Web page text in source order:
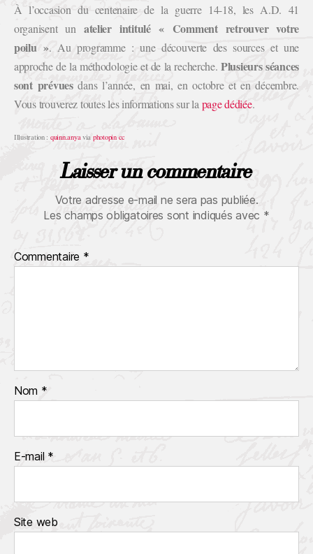
À l’occasion du centenaire de la guerre 14-18, les A.D. 41
organisent un atelier intitulé « Comment retrouver votre
poilu ». Au programme : une découverte des sources et une
approche de la méthodologie et de la recherche. Plusieurs séances
sont prévuesdans l’année, en mai, en octobre et en décembre.
Vous trouverez toutes les informations sur la page dédiée.
Illustration : quinn.anyavia photopin cc
Laisser un commentaire
Votre adresse e-mail ne sera pas publiée.
Les champs obligatoires sont indiqués avec *
Commentaire *
Nom *
E-mail *
Site web